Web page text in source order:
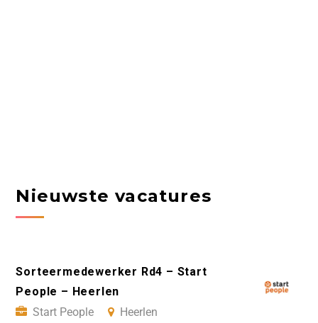
Nieuwste vacatures
Sorteermedewerker Rd4 – Start
People – Heerlen
Start People
Heerlen